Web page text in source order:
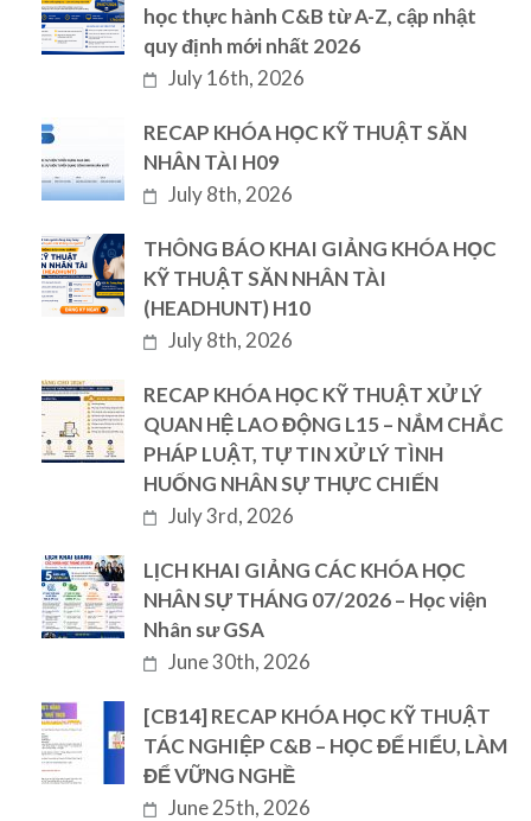
học thực hành C&B từ A-Z, cập nhật
quy định mới nhất 2026
July 16th, 2026
RECAP KHÓA HỌC KỸ THUẬT SĂN
NHÂN TÀI H09
July 8th, 2026
THÔNG BÁO KHAI GIẢNG KHÓA HỌC
KỸ THUẬT SĂN NHÂN TÀI
(HEADHUNT) H10
July 8th, 2026
RECAP KHÓA HỌC KỸ THUẬT XỬ LÝ
QUAN HỆ LAO ĐỘNG L15 – NẮM CHẮC
PHÁP LUẬT, TỰ TIN XỬ LÝ TÌNH
HUỐNG NHÂN SỰ THỰC CHIẾN
July 3rd, 2026
LỊCH KHAI GIẢNG CÁC KHÓA HỌC
NHÂN SỰ THÁNG 07/2026 – Học viện
Nhân sư GSA
June 30th, 2026
[CB14] RECAP KHÓA HỌC KỸ THUẬT
TÁC NGHIỆP C&B – HỌC ĐỂ HIỂU, LÀM
ĐỂ VỮNG NGHỀ
June 25th, 2026